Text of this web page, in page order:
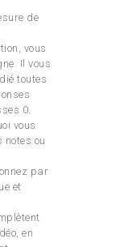
de
vous
Il vous
toutes
0.
vous
notes ou
par
et
en